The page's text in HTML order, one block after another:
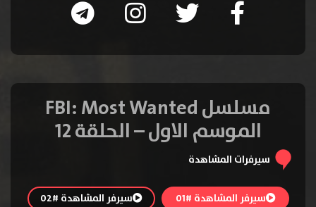
مسلسل FBI: Most Wanted
الموسم الاول – الحلقة 12
سيرفرات المشاهدة
سيرفر المشاهدة #01 سيرفر المشاهدة #02